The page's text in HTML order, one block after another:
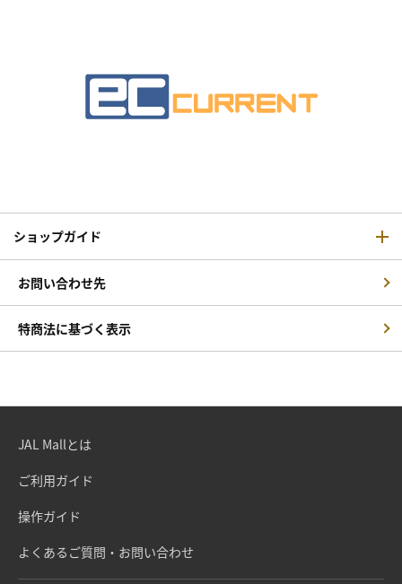
ショップガイド
お問い合わせ先
特商法に基づく表示
JAL Mallとは
ご利用ガイド
操作ガイド
よくあるご質問・お問い合わせ